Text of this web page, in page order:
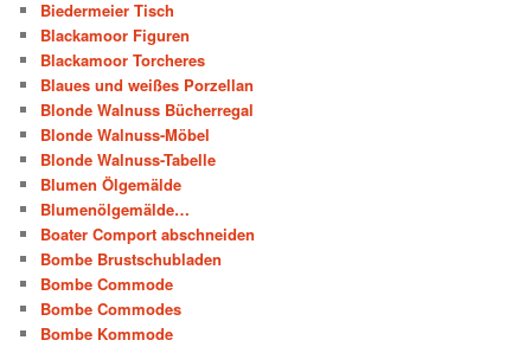
Biedermeier Tisch
Blackamoor Figuren
Blackamoor Torcheres
Blaues und weißes Porzellan
Blonde Walnuss Bücherregal
Blonde Walnuss-Möbel
Blonde Walnuss-Tabelle
Blumen Ölgemälde
Blumenölgemälde…
Boater Comport abschneiden
Bombe Brustschubladen
Bombe Commode
Bombe Commodes
Bombe Kommode